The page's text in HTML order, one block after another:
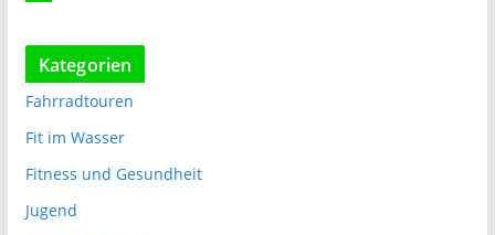
Kategorien
Fahrradtouren
Fit im Wasser
Fitness und Gesundheit
Jugend